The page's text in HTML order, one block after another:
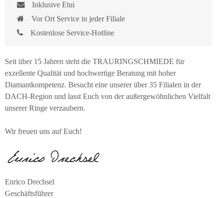
Inklusive Etui
Vor Ort Service in jeder Filiale
Kostenlose Service-Hotline
Seit über 15 Jahren steht die TRAURINGSCHMIEDE für
exzellente Qualität und hochwertige Beratung mit hoher
Diamantkompetenz. Besucht eine unserer über 35 Filialen in der
DACH-Region und lasst Euch von der außergewöhnlichen Vielfalt
unserer Ringe verzaubern.
Wir freuen uns auf Euch!
Enrico Drechsel
Geschäftsführer